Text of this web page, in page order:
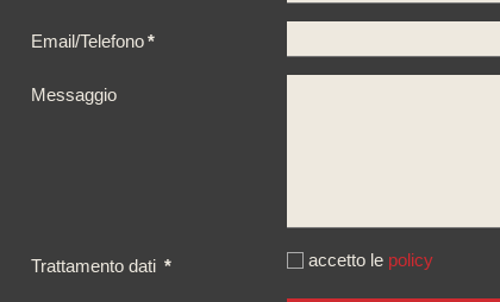
Email/Telefono*
Messaggio
Trattamento dati * accetto le policy